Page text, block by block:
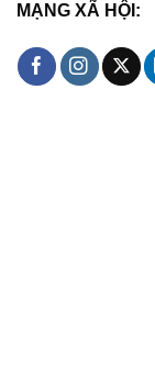
MẠNG XÃ HỘI: